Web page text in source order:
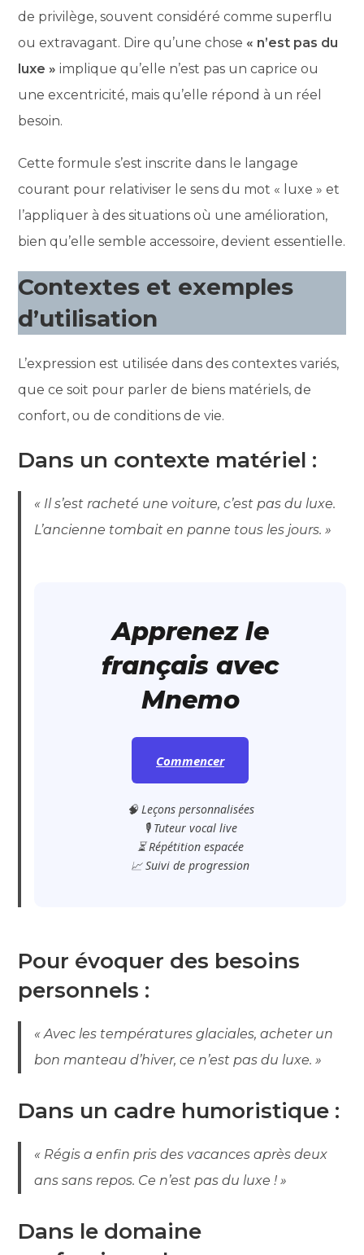
de privilège, souvent considéré comme superflu
ou extravagant. Dire qu’une chose « n’est pas du
luxe » implique qu’elle n’est pas un caprice ou
une excentricité, mais qu’elle répond à un réel
besoin.
Cette formule s’est inscrite dans le langage
courant pour relativiser le sens du mot « luxe » et
l’appliquer à des situations où une amélioration,
bien qu’elle semble accessoire, devient essentielle.
Contextes et exemples
d’utilisation
L’expression est utilisée dans des contextes variés,
que ce soit pour parler de biens matériels, de
confort, ou de conditions de vie.
Dans un contexte matériel :
« Il s’est racheté une voiture, c’est pas du luxe.
L’ancienne tombait en panne tous les jours. »
Apprenez le
français avec
Mnemo
Commencer
🧠 Leçons personnalisées
🎙️ Tuteur vocal live
⏳ Répétition espacée
📈 Suivi de progression
Pour évoquer des besoins
personnels :
« Avec les températures glaciales, acheter un
bon manteau d’hiver, ce n’est pas du luxe. »
Dans un cadre humoristique :
« Régis a enfin pris des vacances après deux
ans sans repos. Ce n’est pas du luxe ! »
Dans le domaine